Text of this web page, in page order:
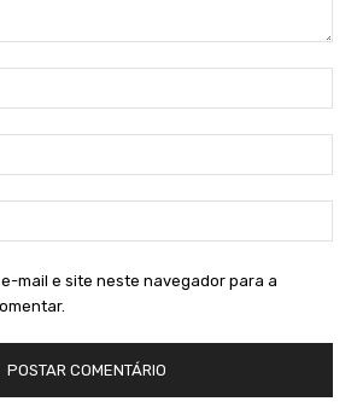
mail e site neste navegador para a